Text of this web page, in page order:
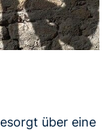
über eine